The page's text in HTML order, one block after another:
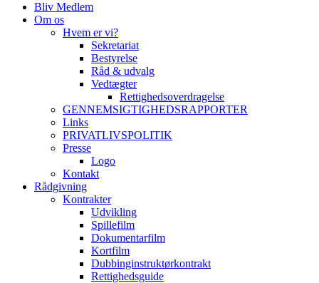
Bliv Medlem
Om os
Hvem er vi?
Sekretariat
Bestyrelse
Råd & udvalg
Vedtægter
Rettighedsoverdragelse
GENNEMSIGTIGHEDSRAPPORTER
Links
PRIVATLIVSPOLITIK
Presse
Logo
Kontakt
Rådgivning
Kontrakter
Udvikling
Spillefilm
Dokumentarfilm
Kortfilm
Dubbinginstruktørkontrakt
Rettighedsguide